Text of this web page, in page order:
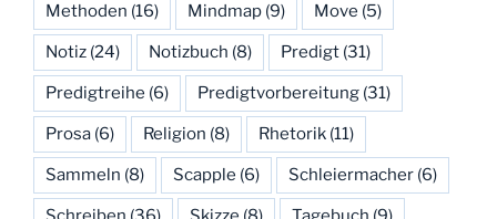
Methoden (16) Mindmap (9) Move (5)
Notiz (24) Notizbuch (8) Predigt (31)
Predigtreihe (6) Predigtvorbereitung (31)
Prosa (6) Religion (8) Rhetorik (11)
Sammeln (8) Scapple (6) Schleiermacher (6)